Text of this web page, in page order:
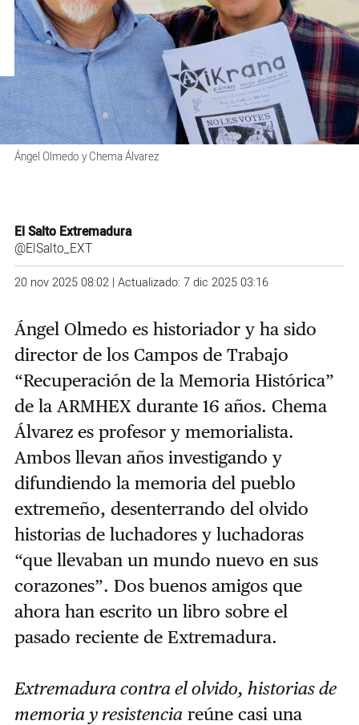
Ángel Olmedo y Chema Álvarez
El Salto Extremadura
@ElSalto_EXT
20 nov 2025 08:02 | Actualizado: 7 dic 2025 03:16
Ángel Olmedo es historiador y ha sido
director de los Campos de Trabajo
“Recuperación de la Memoria Histórica”
de la ARMHEX durante 16 años. Chema
Álvarez es profesor y memorialista.
Ambos llevan años investigando y
difundiendo la memoria del pueblo
extremeño, desenterrando del olvido
historias de luchadores y luchadoras
“que llevaban un mundo nuevo en sus
corazones”. Dos buenos amigos que
ahora han escrito un libro sobre el
pasado reciente de Extremadura.
Extremadura contra el olvido, historias de
memoria y resistenciareúne casi una